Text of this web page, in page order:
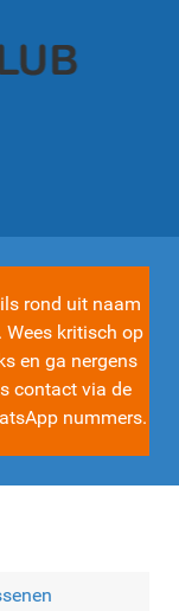
rond uit naam
kritisch op
en ga nergens
contact via de
nummers.